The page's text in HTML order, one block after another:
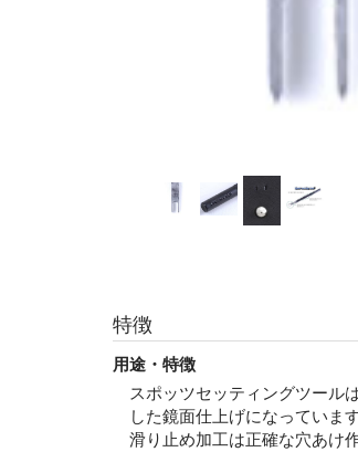
特徴
用途・特徴
スポッツセッティングツール
した鏡面仕上げになっています
滑り止め加工は正確な穴あけ